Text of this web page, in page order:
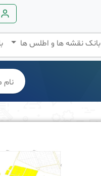
بانک نقشه ها و اطلس ها